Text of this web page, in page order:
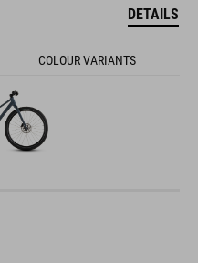
DETAILS
COLOUR VARIANTS